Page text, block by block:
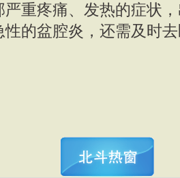
重疼痛、发热的症状
的盆腔炎，还需及时